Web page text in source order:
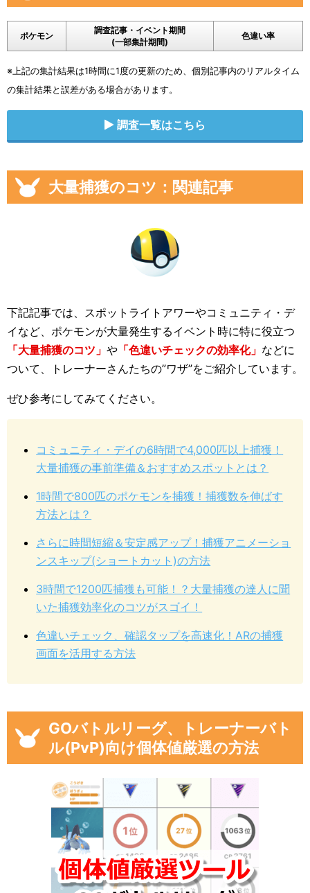
ポケモン
調査記事・イベント期間
(一部集計期間)
色違い率
※上記の集計結果は1時間に1度の更新のため、個別記事内のリアルタイム
の集計結果と誤差がある場合があります。
調査一覧はこちら
大量捕獲のコツ：関連記事
下記記事では、スポットライトアワーやコミュニティ・デ
イなど、ポケモンが大量発生するイベント時に特に役立つ
「大量捕獲のコツ」 や 「色違いチェックの効率化」 などに
ついて、トレーナーさんたちの”ワザ”をご紹介しています。
ぜひ参考にしてみてください。
コミュニティ・デイの6時間で4,000匹以上捕獲！
大量捕獲の事前準備＆おすすめスポットとは？
1時間で800匹のポケモンを捕獲！捕獲数を伸ばす
方法とは？
さらに時間短縮＆安定感アップ！捕獲アニメーショ
ンスキップ(ショートカット)の方法
3時間で1200匹捕獲も可能！？大量捕獲の達人に聞
いた捕獲効率化のコツがスゴイ！
色違いチェック、確認タップを高速化！ARの捕獲
画面を活用する方法
GOバトルリーグ、トレーナーバト
ル(PvP)向け個体値厳選の方法